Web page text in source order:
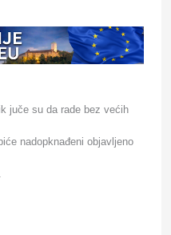
juče su da rade bez većih
nadopknađeni objavljeno